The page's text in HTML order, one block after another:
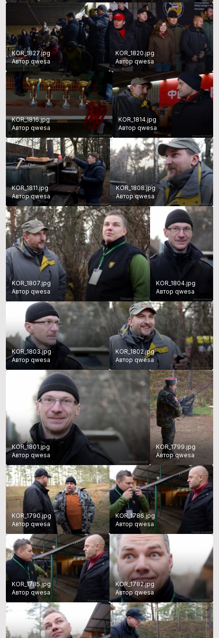
KOR_1827.jpg
Автор qwesa
KOR_1820.jpg
Автор qwesa
KOR_1816.jpg
Автор qwesa
KOR_1814.jpg
Автор qwesa
KOR_1811.jpg
Автор qwesa
KOR_1808.jpg
Автор qwesa
KOR_1807.jpg
Автор qwesa
KOR_1804.jpg
Автор qwesa
KOR_1803.jpg
Автор qwesa
KOR_1802.jpg
Автор qwesa
KOR_1801.jpg
Автор qwesa
KOR_1799.jpg
Автор qwesa
KOR_1790.jpg
Автор qwesa
KOR_1786.jpg
Автор qwesa
KOR_1785.jpg
Автор qwesa
KOR_1782.jpg
Автор qwesa